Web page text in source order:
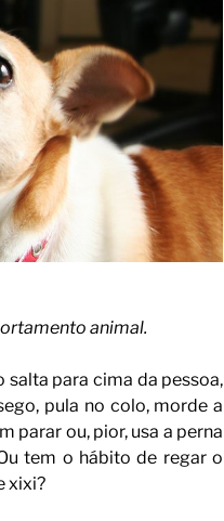
animal.
salta para cima da pessoa,
pula no colo, morde a
parar ou, pior, usa a perna
tem o hábito de regar o
xixi?